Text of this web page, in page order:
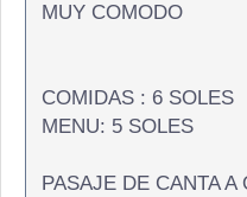
MUY COMODO
COMIDAS : 6 SOLES
MENU: 5 SOLES
PASAJE DE CANTA